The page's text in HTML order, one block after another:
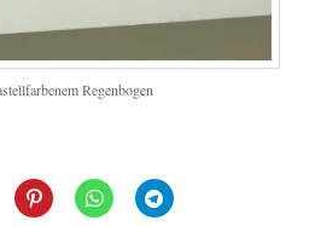
Regenbogen